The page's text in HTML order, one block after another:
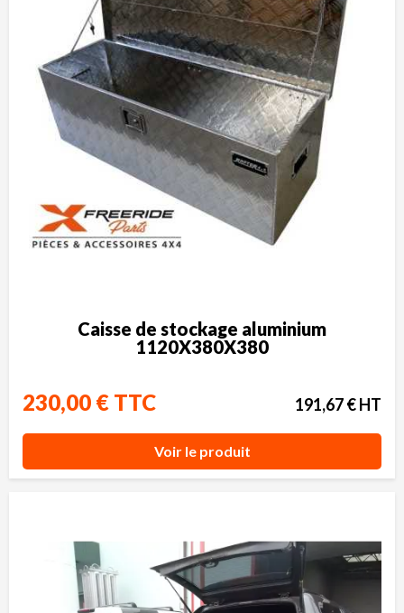
Caisse de stockage aluminium
1120X380X380
230,00 € TTC 191,67 € HT
Voir le produit